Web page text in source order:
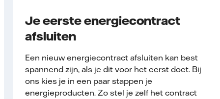
Je eerste energiecontract
afsluiten
Een nieuw energiecontract afsluiten kan best
spannend zijn, als je dit voor het eerst doet. Bij
ons kies je in een paar stappen je
energieproducten. Zo stel je zelf het contract